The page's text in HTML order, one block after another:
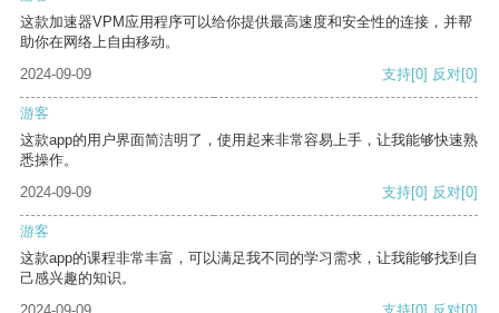
这款加速器VPM应用程序可以给你提供最高速度和安全性的连接，并帮
助你在网络上自由移动。
2024-09-09
支持[0] 反对[0]
游客
这款app的用户界面简洁明了，使用起来非常容易上手，让我能够快速熟
悉操作。
2024-09-09
支持[0] 反对[0]
游客
这款app的课程非常丰富，可以满足我不同的学习需求，让我能够找到自
己感兴趣的知识。